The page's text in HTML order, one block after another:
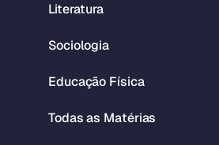
Literatura
Sociologia
Educação Física
Todas as Matérias